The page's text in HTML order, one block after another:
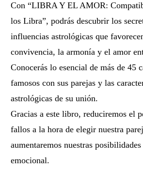
Con “LIBRA Y EL AMOR:
los Libra”, podrás descubrir los
influencias astrológicas que
convivencia, la armonía y el amor
Conocerás lo esencial de más de 45
famosos con sus parejas y las
astrológicas de su unión.
Gracias a este libro, reduciremos el
fallos a la hora de elegir nuestra
aumentaremos nuestras
emocional.